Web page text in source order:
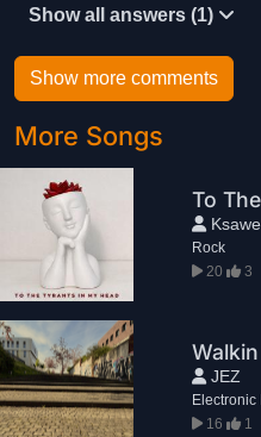
Show all answers (1)
Show more comments
More Songs
To
Rock
20
3
JEZ
Electronic
16
1